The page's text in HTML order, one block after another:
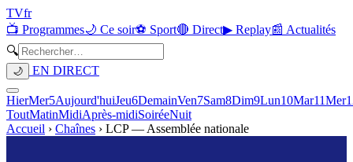
TVfr
📺 Programmes🌙 Ce soir⚽ Sport🔴 Direct▶ Replay📰 Actualités
🔍
🌙 EN DIRECT
HierMer5Aujourd'huiJeu6DemainVen7Sam8Dim9Lun10Mar11Mer
ToutMatinMidiAprès-midiSoiréeNuit
Accueil › Chaînes › LCP — Assemblée nationale